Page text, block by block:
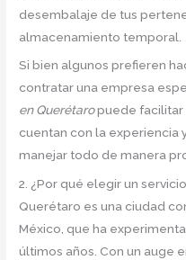
desembalaje de tus
almacenamiento temporal.
Si bien algunos prefieren
contratar una empresa
en Querétaropuede facilitar
cuentan con la experiencia
manejar todo de manera
2. ¿Por qué elegir un
Querétaro es una ciudad
México, que ha
últimos años. Con un auge